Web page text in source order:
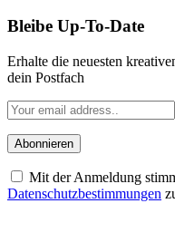
Bleibe Up-To-Date
Erhalte die neuesten
dein Postfach
Mit der Anmeldung
Datenschutzbestimmungen